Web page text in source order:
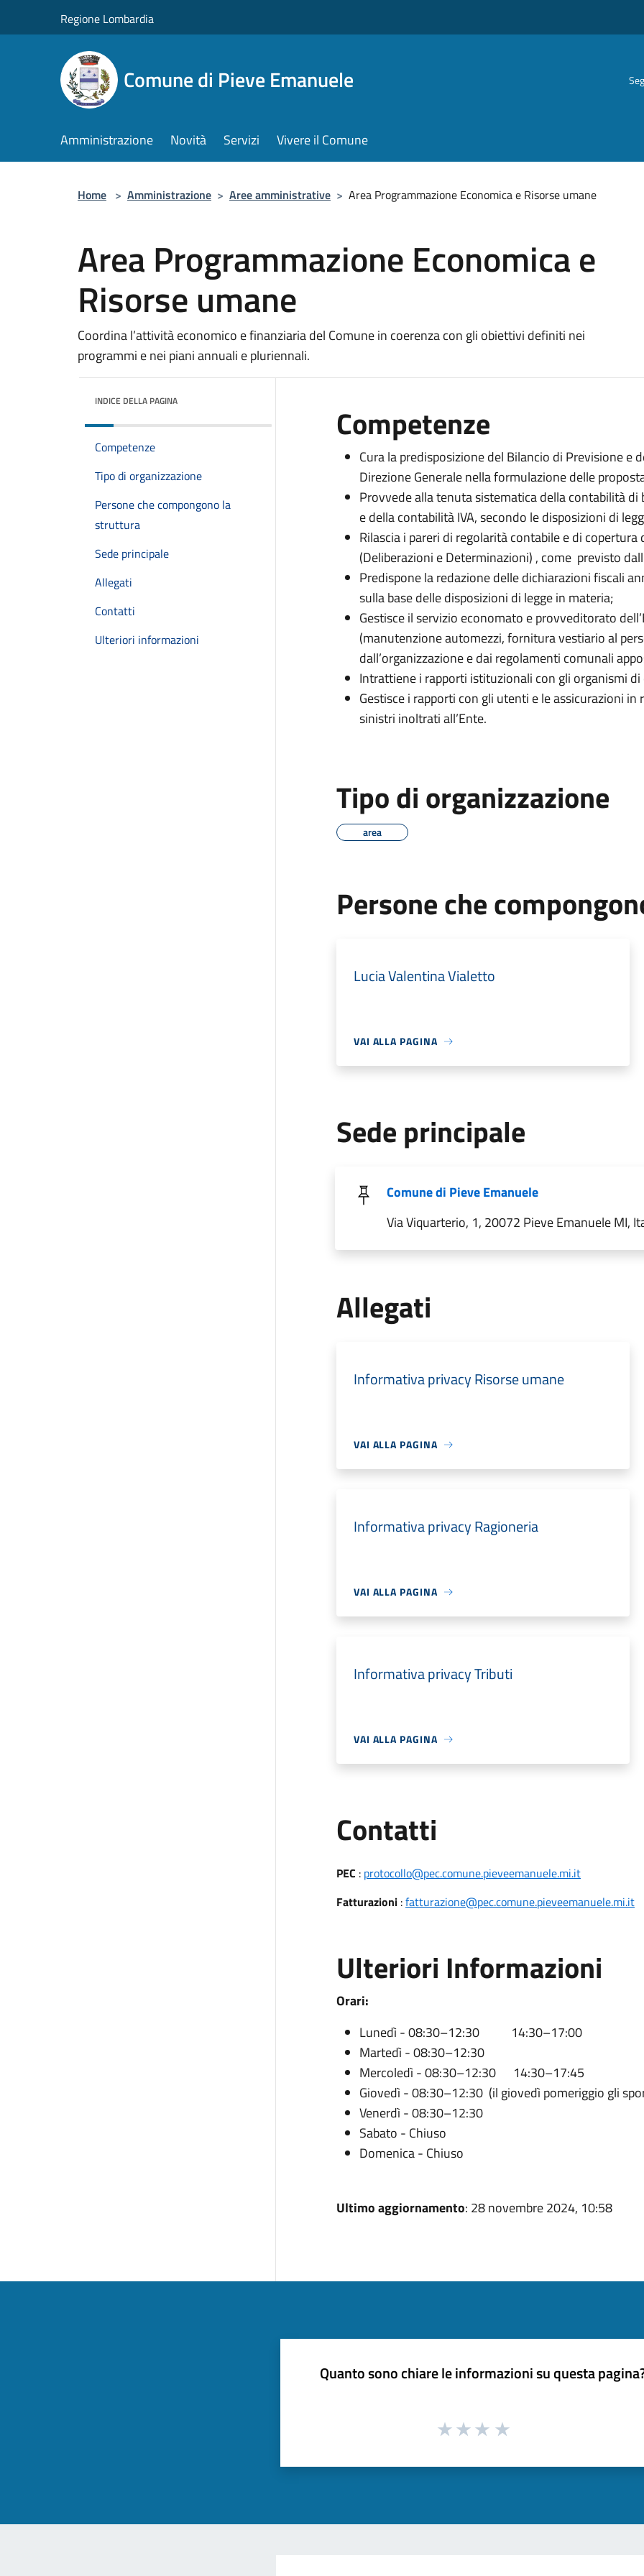
Regione Lombardia
Comune di Pieve Emanuele
Amministrazione Novità Servizi Vivere il Comune
Home > Amministrazione > Aree amministrative > Area Programmazione Economica e Risorse umane
Area Programmazione Economica e
Risorse umane
Coordina l’attività economico e finanziaria del Comune in coerenza con gli obiettivi definiti nei
programmi e nei piani annuali e pluriennali.
INDICE DELLA PAGINA
Competenze
Tipo di organizzazione
Persone che compongono la
struttura
Sede principale
Allegati
Contatti
Ulteriori informazioni
Competenze
Cura la predisposizione del Bilancio di Previsione
Direzione Generale nella formulazione delle
Provvede alla tenuta sistematica della contabilità
e della contabilità IVA, secondo le disposizioni di
Rilascia i pareri di regolarità contabile e di
(Deliberazioni e Determinazioni) , come previsto
Predispone la redazione delle dichiarazioni fiscali
sulla base delle disposizioni di legge in materia;
Gestisce il servizio economato e provveditorato
(manutenzione automezzi, fornitura vestiario al
dall’organizzazione e dai regolamenti comunali
Intrattiene i rapporti istituzionali con gli organismi
Gestisce i rapporti con gli utenti e le assicurazioni
sinistri inoltrati all’Ente.
Tipo di organizzazione
area
Persone che
Lucia Valentina Vialetto
VAI ALLA PAGINA
Sede principale
Comune di Pieve Emanuele
Via Viquarterio, 1, 20072 Pieve Emanuele MI,
Allegati
Informativa privacy Risorse umane
VAI ALLA PAGINA
Informativa privacy Ragioneria
VAI ALLA PAGINA
Informativa privacy Tributi
VAI ALLA PAGINA
Contatti
PEC : protocollo@pec.comune.pieveemanuele.mi.it
Fatturazioni:fatturazione@pec.comune.pieveemanuele.mi.it
Ulteriori Informazioni
Orari:
Lunedì - 08:30–12:30 14:30–17:00
Martedì - 08:30–12:30
Mercoledì - 08:30–12:30 14:30–17:45
Giovedì - 08:30–12:30 (il giovedì pomeriggio gli
Venerdì - 08:30–12:30
Sabato - Chiuso
Domenica - Chiuso
Ultimo aggiornamento: 28 novembre 2024, 10:58
Quanto sono chiare le informazioni su questa